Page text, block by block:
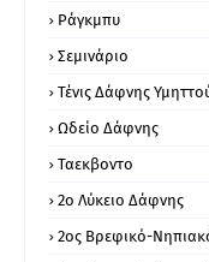
Ράγκμπυ
Σεμινάριο
Τένις Δάφνης
Ωδείο Δάφνης
Ταεκβοντο
2ο Λύκειο Δάφνης
2ος Βρεφικό-